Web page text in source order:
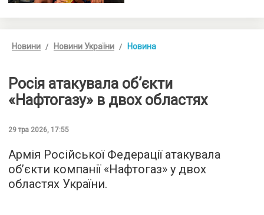
Новини Новини України Новина
Росія атакувала обʼєкти
«Нафтогазу» в двох областях
29 тра 2026, 17:55
Армія Російської Федерації атакувала
обʼєкти компанії «Нафтогаз» у двох
областях України.